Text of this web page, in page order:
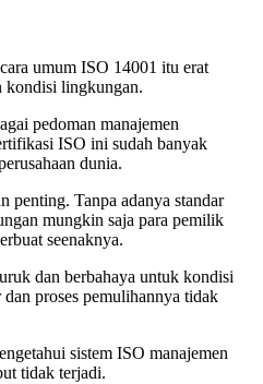
umum ISO 14001 itu erat
kondisi lingkungan.
pedoman manajemen
ISO ini sudah banyak
dunia.
penting. Tanpa adanya standar
mungkin saja para pemilik
seenaknya.
dan berbahaya untuk kondisi
proses pemulihannya tidak
sistem ISO manajemen
tidak terjadi.